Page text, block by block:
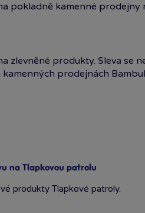
pokladně kamenné prodejny
zlevněné produkty. Sleva se
kamenných prodejnách
na Tlapkovou patrolu
produkty Tlapkové patroly.